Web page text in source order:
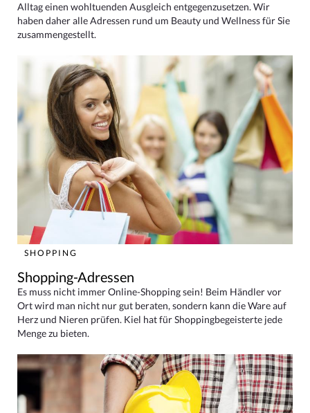
Alltag einen wohltuenden Ausgleich entgegenzusetzen. Wir
haben daher alle Adressen rund um Beauty und Wellness für Sie
zusammengestellt.
SHOPPING
Shopping-Adressen
Es muss nicht immer Online-Shopping sein! Beim Händler vor
Ort wird man nicht nur gut beraten, sondern kann die Ware auf
Herz und Nieren prüfen. Kiel hat für Shoppingbegeisterte jede
Menge zu bieten.